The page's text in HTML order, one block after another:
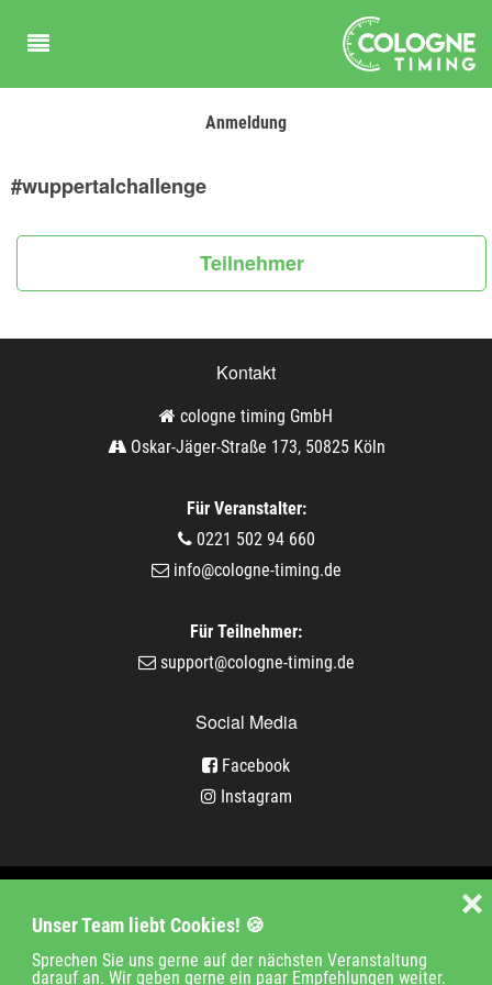
Unser Team liebt Cookies! 🍪
Sprechen Sie uns gerne auf der nächsten Veranstaltung
darauf an. Wir geben gerne ein paar Empfehlungen weiter.
❌
Anmeldung
#wuppertalchallenge
Teilnehmer
Kontakt
cologne timing GmbH
Oskar-Jäger-Straße 173, 50825 Köln
Für Veranstalter:
0221 502 94 660
info@cologne-timing.de
Für Teilnehmer:
support@cologne-timing.de
Social Media
Facebook
Instagram
Unternehmen
Jobs Kontakt